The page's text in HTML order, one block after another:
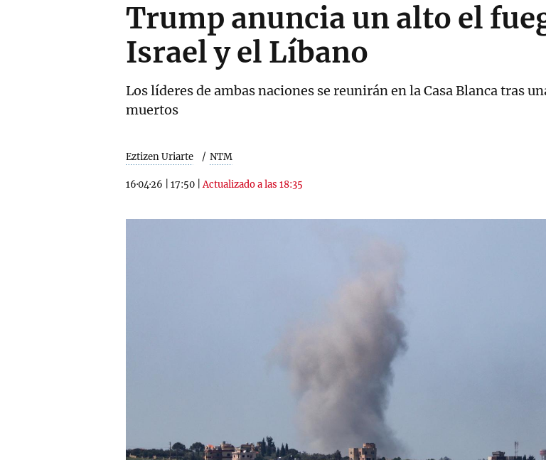
Trump anuncia un alto el
Israel y el Líbano
Los líderes de ambas naciones se reunirán en la Casa Blanca tras
muertos
Eztizen Uriarte NTM
16·04·26 17:50 |Actualizado a las 18:35